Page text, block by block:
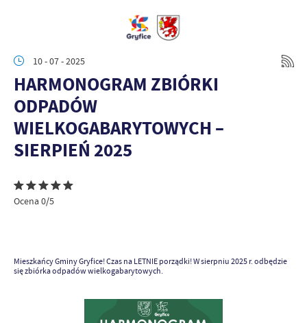
10 - 07 - 2025
HARMONOGRAM ZBIÓRKI
ODPADÓW
WIELKOGABARYTOWYCH –
SIERPIEŃ 2025
Ocena 0/5
Mieszkańcy Gminy Gryfice! Czas na LETNIE porządki! W sierpniu 2025 r. odbędzie
się zbiórka odpadów wielkogabarytowych.